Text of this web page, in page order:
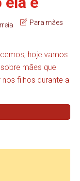
Para mães
hoje vamos
mães que
filhos durante a